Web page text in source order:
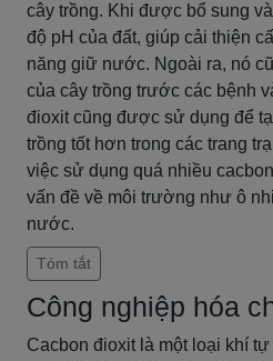
cây trồng. Khi được bổ sung
độ pH của đất, giúp cải thiện
năng giữ nước. Ngoài ra, nó
của cây trồng trước các bệnh
đioxit cũng được sử dụng để
trồng tốt hơn trong các trang
việc sử dụng quá nhiều
vấn đề về môi trường như ô
nước.
Tóm tắt
Công nghiệp hóa
Cacbon đioxit là một loại khí